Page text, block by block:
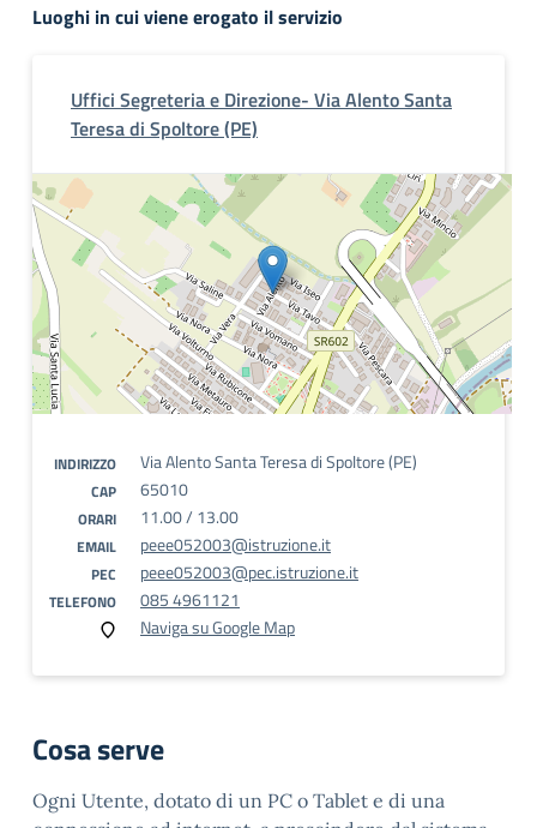
Luoghi in cui viene erogato il servizio
Uffici Segreteria e Direzione- Via Alento Santa
Teresa di Spoltore (PE)
INDIRIZZO Via Alento Santa Teresa di Spoltore (PE)
CAP 65010
ORARI 11.00 / 13.00
EMAIL peee052003@istruzione.it
PEC peee052003@pec.istruzione.it
TELEFONO
085 4961121
Naviga su Google Map
Cosa serve
Ogni Utente, dotato di un PC o Tablet e di una